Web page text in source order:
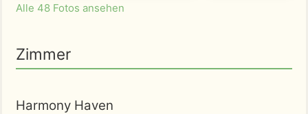
Alle 48 Fotos ansehen
Zimmer
Harmony Haven